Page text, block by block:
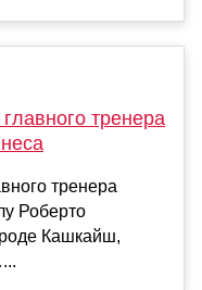
тренера
тренера
Роберто
Кашкайш,